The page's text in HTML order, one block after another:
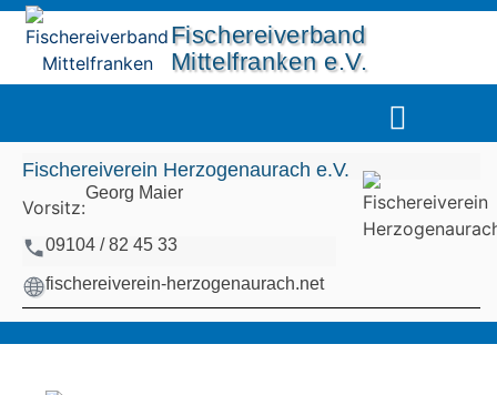
Fischereiverband
Mittelfranken e.V.
Fischereiverein Herzogenaurach e.V.
Vorsitz:
Georg Maier
09104 / 82 45 33
fischereiverein-herzogenaurach.net